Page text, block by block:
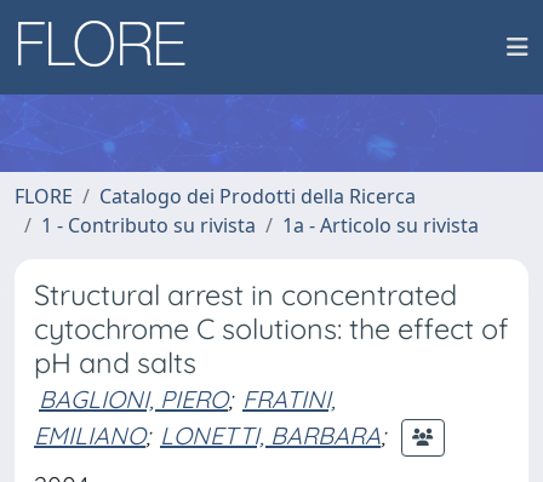
FLORE
Catalogo dei Prodotti della Ricerca
1 - Contributo su rivista
1a - Articolo su rivista
Structural arrest in concentrated
cytochrome C solutions: the effect of
pH and salts
BAGLIONI, PIERO; FRATINI,
EMILIANO; LONETTI, BARBARA;